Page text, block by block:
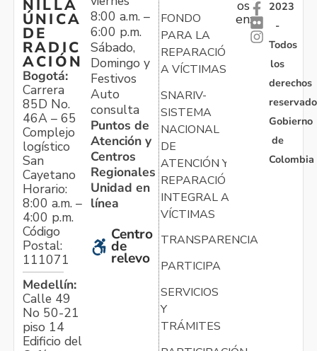
NILLA
ÚNICA
DE
RADIC
ACIÓN
Bogotá:
Carrera
85D No.
46A – 65
Complejo
logístico
San
Cayetano
Horario:
8:00 a.m. –
4:00 p.m.
Código
Postal:
111071
Medellín:
Calle 49
No 50-21
piso 14
Edificio del
8:00 a.m. –
6:00 p.m.
Sábado,
Domingo y
Festivos
Auto
consulta
Puntos de
Atención y
Centros
Regionales
Unidad en
línea
Centro
de
relevo
FONDO
PARA LA
REPARACIÓN
A VÍCTIMAS
SNARIV-
SISTEMA
NACIONAL
DE
ATENCIÓN Y
REPARACIÓN
INTEGRAL A
VÍCTIMAS
TRANSPARENCIA
PARTICIPA
SERVICIOS
Y
TRÁMITES
os
en:
2023
-
Todos
los
derechos
Gobierno
de
Colombia